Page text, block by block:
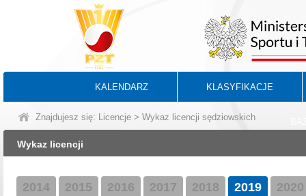
KALENDARZ KLASYFIKACJE
Znajdujesz się: Licencje > Wykaz licencji sędziowskich
Wykaz licencji
2014 2015 2016 2017 2018 2019 2020